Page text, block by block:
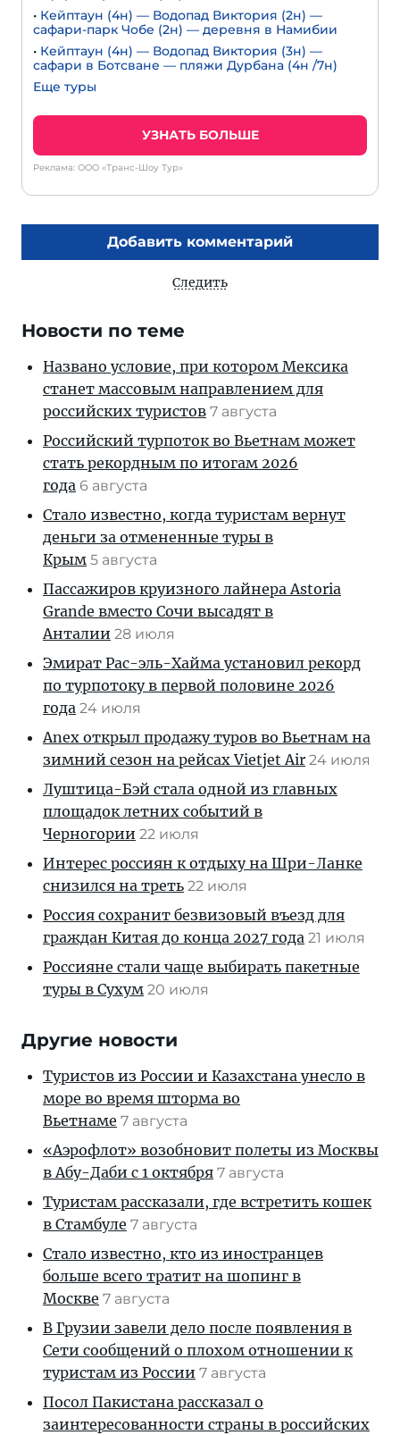
• Кейптаун (4н) — Водопад Виктория (2н) —
сафари-парк Чобе (2н) — деревня в Намибии
• Кейптаун (4н) — Водопад Виктория (3н) —
сафари в Ботсване — пляжи Дурбана (4н /7н)
Еще туры
УЗНАТЬ БОЛЬШЕ
Реклама: ООО «Транс-Шоу Тур»
Добавить комментарий
Следить
Новости по теме
Названо условие, при котором Мексика
станет массовым направлением для
российских туристов 7 августа
Российский турпоток во Вьетнам может
стать рекордным по итогам 2026
года 6 августа
Стало известно, когда туристам вернут
деньги за отмененные туры в
Крым 5 августа
Пассажиров круизного лайнера Astoria
Grande вместо Сочи высадят в
Анталии 28 июля
Эмират Рас-эль-Хайма установил рекорд
по турпотоку в первой половине 2026
года 24 июля
Anex открыл продажу туров во Вьетнам на
зимний сезон на рейсах Vietjet Air 24 июля
Луштица-Бэй стала одной из главных
площадок летних событий в
Черногории 22 июля
Интерес россиян к отдыху на Шри-Ланке
снизился на треть 22 июля
Россия сохранит безвизовый въезд для
граждан Китая до конца 2027 года 21 июля
Россияне стали чаще выбирать пакетные
туры в Сухум 20 июля
Другие новости
Туристов из России и Казахстана унесло в
море во время шторма во
Вьетнаме 7 августа
«Аэрофлот» возобновит полеты из Москвы
в Абу-Даби с 1 октября 7 августа
Туристам рассказали, где встретить кошек
в Стамбуле 7 августа
Стало известно, кто из иностранцев
больше всего тратит на шопинг в
Москве 7 августа
В Грузии завели дело после появления в
Сети сообщений о плохом отношении к
туристам из России 7 августа
Посол Пакистана рассказал о
заинтересованности страны в российских